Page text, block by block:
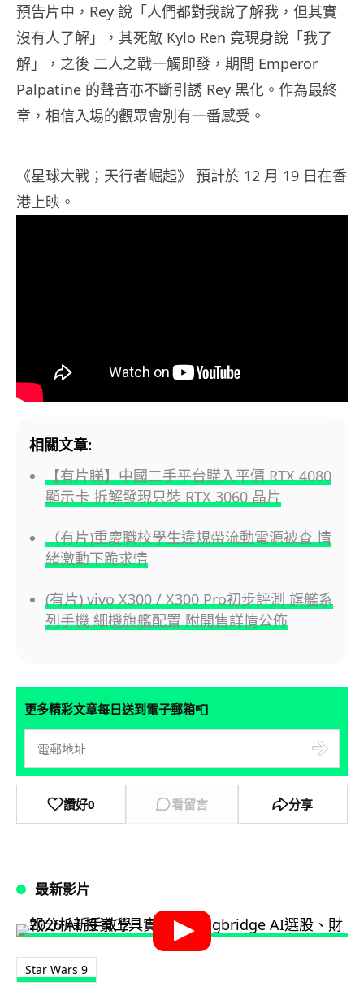
預告片中，Rey 說「人們都對我說了解我，但其實
沒有人了解」，其死敵 Kylo Ren 竟現身說「我了
解」，之後 二人之戰一觸即發，期間 Emperor
Palpatine 的聲音亦不斷引誘 Rey 黑化。作為最終
章，相信入場的觀眾會別有一番感受。
《星球大戰；天行者崛起》 預計於 12 月 19 日在香
港上映。
相關文章:
【有片睇】中國二手平台購入平價 RTX 4080
顯示卡 拆解發現只裝 RTX 3060 晶片
（有片)重慶職校學生違規帶流動電源被查 情
緒激動下跪求情
(有片) vivo X300 / X300 Pro初步評測 旗艦系
列手機 細機旗艦配置 附開售詳情公佈
更多精彩文章每日送到電子郵箱📮
讚好0 看留言 分享
最新影片
Star Wars 9